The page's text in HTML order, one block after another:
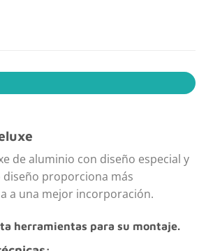
de aluminio con diseño especial y
diseño proporciona más
a una mejor incorporación.
herramientas para su montaje.